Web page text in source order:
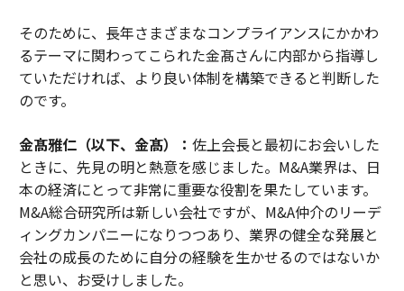
そのために、長年さまざまなコンプライアンスにかかわ
るテーマに関わってこられた金髙さんに内部から指導し
ていただければ、より良い体制を構築できると判断した
のです。
金髙雅仁（以下、金髙）： 佐上会長と最初にお会いした
ときに、先見の明と熱意を感じました。M&A業界は、日
本の経済にとって非常に重要な役割を果たしています。
M&A総合研究所は新しい会社ですが、M&A仲介のリーデ
ィングカンパニーになりつつあり、業界の健全な発展と
会社の成長のために自分の経験を生かせるのではないか
と思い、お受けしました。